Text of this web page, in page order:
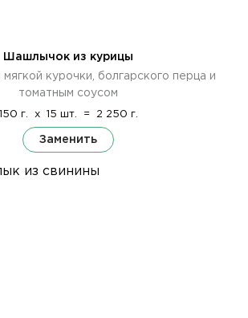
Шашлычок из курицы
курочки, болгарского перца и
томатным соусом
150 г. x 15 шт. = 2 250 г.
Заменить